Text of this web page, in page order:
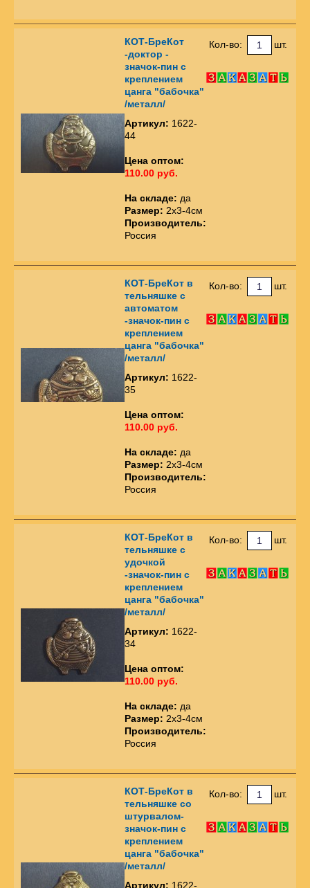
КОТ-БреКот
-доктор -
значок-пин с
креплением
цанга "бабочка"
/металл/
Артикул: 1622-
44
Цена оптом:
110.00 руб.
На складе: да
Размер: 2х3-4см
Производитель:
Россия
Кол-во: шт.
КОТ-БреКот в
тельняшке с
автоматом
-значок-пин с
креплением
цанга "бабочка"
/металл/
Артикул: 1622-
35
Цена оптом:
110.00 руб.
На складе: да
Размер: 2х3-4см
Производитель:
Россия
Кол-во: шт.
КОТ-БреКот в
тельняшке с
удочкой
-значок-пин с
креплением
цанга "бабочка"
/металл/
Артикул: 1622-
34
Цена оптом:
110.00 руб.
На складе: да
Размер: 2х3-4см
Производитель:
Россия
Кол-во: шт.
КОТ-БреКот в
тельняшке со
штурвалом-
значок-пин с
креплением
цанга "бабочка"
/металл/
Артикул: 1622-
Кол-во: шт.